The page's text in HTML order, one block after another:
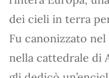
dei cieli in terra
Fu canonizzato nel
nella cattedrale di